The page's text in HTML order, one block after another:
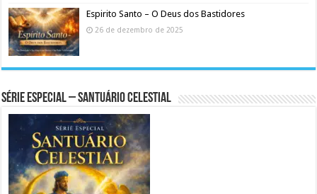
Espirito Santo – O Deus dos Bastidores
26 de dezembro de 2025
Série Especial – Santuário Celestial